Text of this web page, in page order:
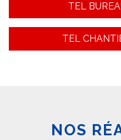
TEL
TEL
NOS